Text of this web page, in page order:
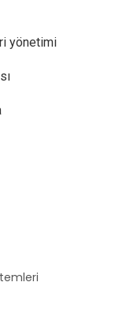
yönetimi